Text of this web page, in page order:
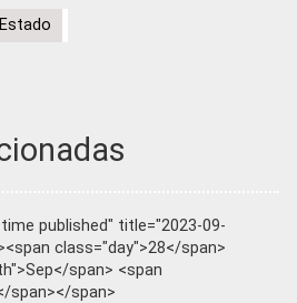
published" title="2023-09-
class="day">28</span>
span> <span
span></span>